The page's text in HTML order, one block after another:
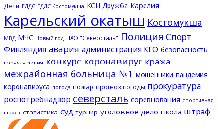
Дети ЕДДС ЕДДС Костомукша КСЦ Дружба Карелия
Карельский окатыш Костомукша
МВД МЧС Новый год ПАО "Северсталь" Полиция Спорт
Финляндия авария администрация КГО безопасность
горячая линия конкурс коронавирус кража
межрайонная больница №1 мошенники пандемия
коронавируса погода пожар прогноз погоды прокуратура
роспотребнадзор северсталь соревнования спортивная
школа статистика суд турнир уголовное дело школа штраф